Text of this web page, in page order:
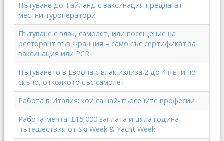
Пътуване до Тайланд с ваксинация предлагат
местни туроператори
Пътуване с влак, самолет, или посещение на
ресторант във Франция – само със сертификат за
ваксинация или PCR
Пътуването в Европа с влак излиза 2 до 4 пъти по-
скъпо, отколкото със самолет
Работа в Италия: кои са най-търсените професии
Работа-мечта: £15,000 заплата и цяла година
пътешествия от Ski Week & Yacht Week